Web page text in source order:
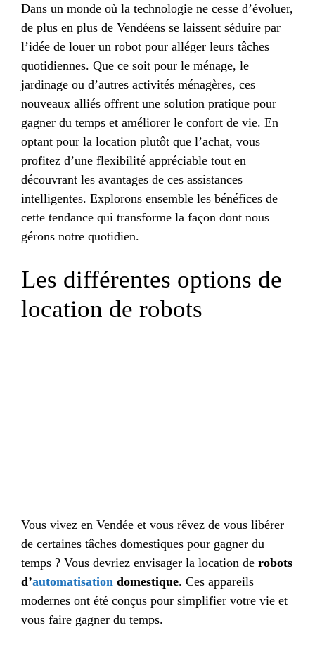
Dans un monde où la technologie ne cesse d’évoluer,
de plus en plus de Vendéens se laissent séduire par
l’idée de louer un robot pour alléger leurs tâches
quotidiennes. Que ce soit pour le ménage, le
jardinage ou d’autres activités ménagères, ces
nouveaux alliés offrent une solution pratique pour
gagner du temps et améliorer le confort de vie. En
optant pour la location plutôt que l’achat, vous
profitez d’une flexibilité appréciable tout en
découvrant les avantages de ces assistances
intelligentes. Explorons ensemble les bénéfices de
cette tendance qui transforme la façon dont nous
gérons notre quotidien.
Les différentes options de
location de robots
Vous vivez en Vendée et vous rêvez de vous libérer
de certaines tâches domestiques pour gagner du
temps ? Vous devriez envisager la location de robots
d’automatisation domestique. Ces appareils
modernes ont été conçus pour simplifier votre vie et
vous faire gagner du temps.